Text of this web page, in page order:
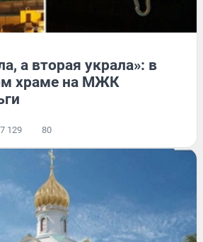
а вторая украла»: в
храме на МЖК
7 129 80